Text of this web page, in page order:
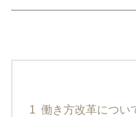
1 働き方改革につい